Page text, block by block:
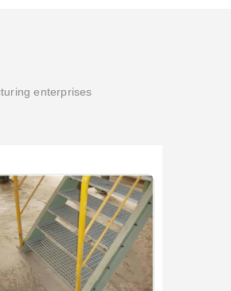
enterprises